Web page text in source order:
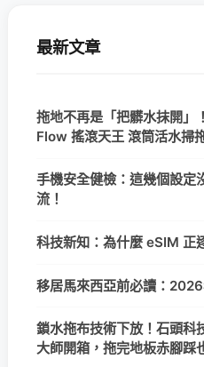
最新文章
拖地不再是「把髒水抹開
Flow 搖滾天王 滾筒活水掃
手機安全健檢：這幾個設定
流！
科技新知：為什麼 eSIM 正
移居馬來西亞前必讀：
鎖水拖布技術下放！石頭
大師開箱，拖完地板赤腳踩